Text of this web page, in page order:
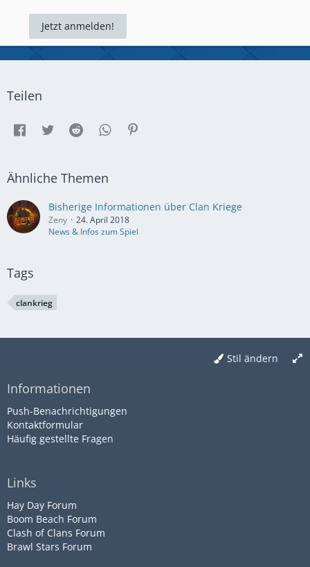
Jetzt anmelden!
Teilen
Ähnliche Themen
Bisherige Informationen über Clan Kriege
Zeny
24. April 2018
News & Infos zum Spiel
Tags
clankrieg
Stil ändern
Informationen
Push-Benachrichtigungen
Kontaktformular
Häufig gestellte Fragen
Links
Hay Day Forum
Boom Beach Forum
Clash of Clans Forum
Brawl Stars Forum